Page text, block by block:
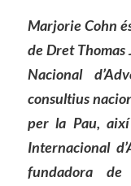
Marjorie Cohn
de Dret
Nacional
consultius
per la Pau, així
Internacional
fundadora de